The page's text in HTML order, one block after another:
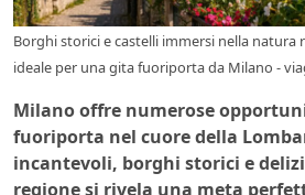
Borghi storici e castelli immersi nella natura
ideale per una gita fuoriporta da Milano -
Milano offre numerose
fuoriporta nel cuore della
incantevoli, borghi storici e
regione si rivela una meta